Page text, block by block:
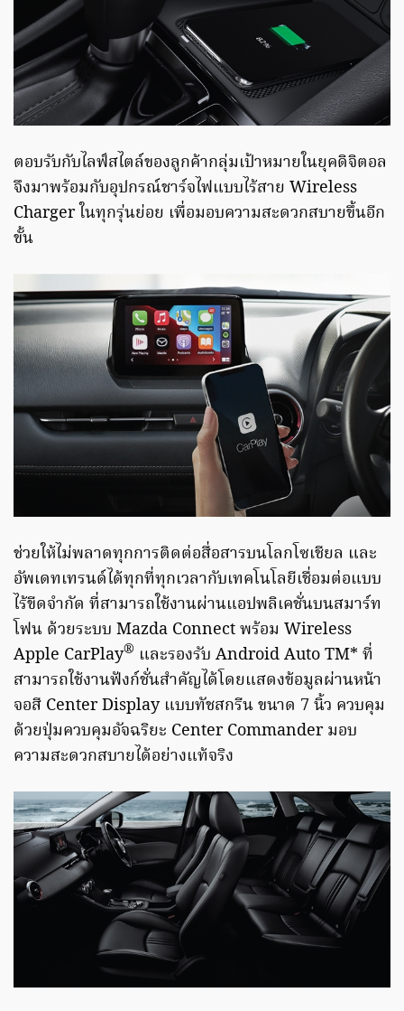
ตอบรับกับไลฟ์สไตล์ของลูกค้ากลุ่มเป้าหมายในยุคดิจิตอล
จึงมาพร้อมกับอุปกรณ์ชาร์จไฟแบบไร้สาย Wireless
Charger ในทุกรุ่นย่อย เพื่อมอบความสะดวกสบายขึ้นอีก
ขั้น
ช่วยให้ไม่พลาดทุกการติดต่อสื่อสารบนโลกโซเชียล และ
อัพเดทเทรนด์ได้ทุกที่ทุกเวลากับเทคโนโลยีเชื่อมต่อแบบ
ไร้ขีดจำกัด ที่สามารถใช้งานผ่านแอปพลิเคชั่นบนสมาร์ท
โฟน ด้วยระบบ Mazda Connect พร้อม Wireless
Apple CarPlay® และรองรับ Android Auto TM* ที่
สามารถใช้งานฟังก์ชั่นสำคัญได้โดยแสดงข้อมูลผ่านหน้า
จอสี Center Display แบบทัชสกรีน ขนาด 7 นิ้ว ควบคุม
ด้วยปุ่มควบคุมอัจฉริยะ Center Commander มอบ
ความสะดวกสบายได้อย่างแท้จริง